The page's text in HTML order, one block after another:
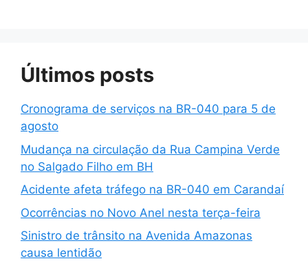
Últimos posts
Cronograma de serviços na BR-040 para 5 de
agosto
Mudança na circulação da Rua Campina Verde
no Salgado Filho em BH
Acidente afeta tráfego na BR-040 em Carandaí
Ocorrências no Novo Anel nesta terça-feira
Sinistro de trânsito na Avenida Amazonas
causa lentidão